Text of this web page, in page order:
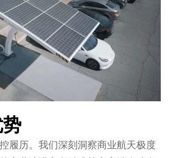
履历。我们深刻洞察商业航天极度